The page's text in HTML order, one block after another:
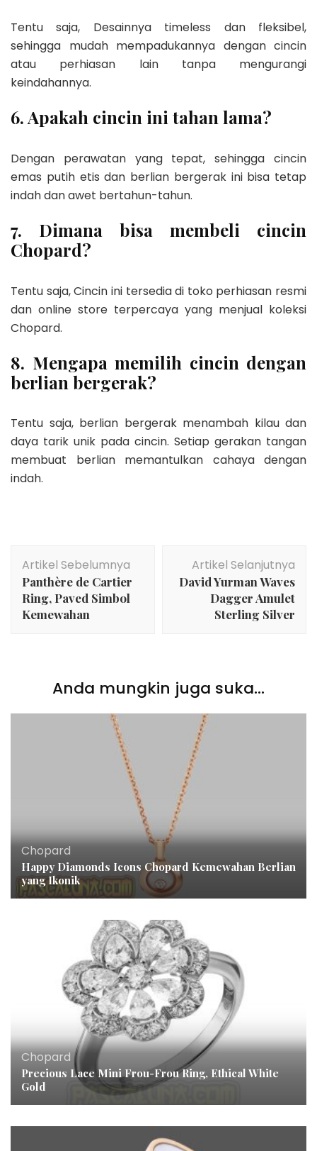
Tentu saja, Desainnya timeless dan fleksibel,
sehingga mudah mempadukannya dengan cincin
atau perhiasan lain tanpa mengurangi
keindahannya.
6. Apakah cincin ini tahan lama?
Dengan perawatan yang tepat, sehingga cincin
emas putih etis dan berlian bergerak ini bisa tetap
indah dan awet bertahun-tahun.
7. Dimana bisa membeli cincin
Chopard?
Tentu saja, Cincin ini tersedia di toko perhiasan resmi
dan online store terpercaya yang menjual koleksi
Chopard.
8. Mengapa memilih cincin dengan
berlian bergerak?
Tentu saja, berlian bergerak menambah kilau dan
daya tarik unik pada cincin. Setiap gerakan tangan
membuat berlian memantulkan cahaya dengan
indah.
Navigasi
Artikel
Artikel Sebelumnya
Panthère de Cartier
Ring, Paved Simbol
Kemewahan
Artikel Selanjutnya
David Yurman Waves
Dagger Amulet
Sterling Silver
Anda mungkin juga suka...
Chopard
Happy Diamonds Icons Chopard Kemewahan Berlian
yang Ikonik
Chopard
Precious Lace Mini Frou-Frou Ring, Ethical White
Gold